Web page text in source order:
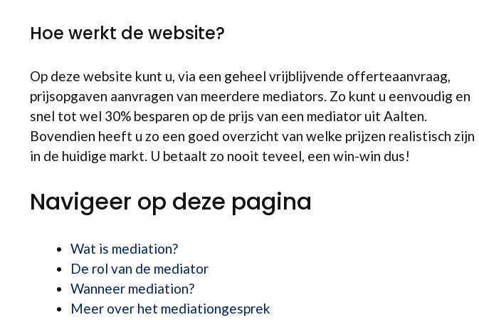
Hoe werkt de website?
Op deze website kunt u, via een geheel vrijblijvende offerteaanvraag,
prijsopgaven aanvragen van meerdere mediators. Zo kunt u eenvoudig en
snel tot wel 30% besparen op de prijs van een mediator uit Aalten.
Bovendien heeft u zo een goed overzicht van welke prijzen realistisch zijn
in de huidige markt. U betaalt zo nooit teveel, een win-win dus!
Navigeer op deze pagina
Wat is mediation?
De rol van de mediator
Wanneer mediation?
Meer over het mediationgesprek